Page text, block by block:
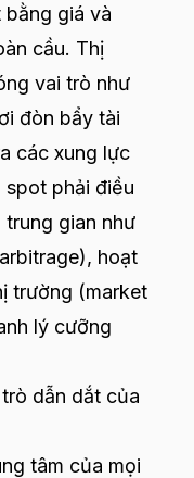
giá và
cầu. Thị
vai trò như
đòn bẩy tài
các xung lực
spot phải điều
gian như
hoạt
trường (market
lý cưỡng
dẫn dắt của
tâm của mọi